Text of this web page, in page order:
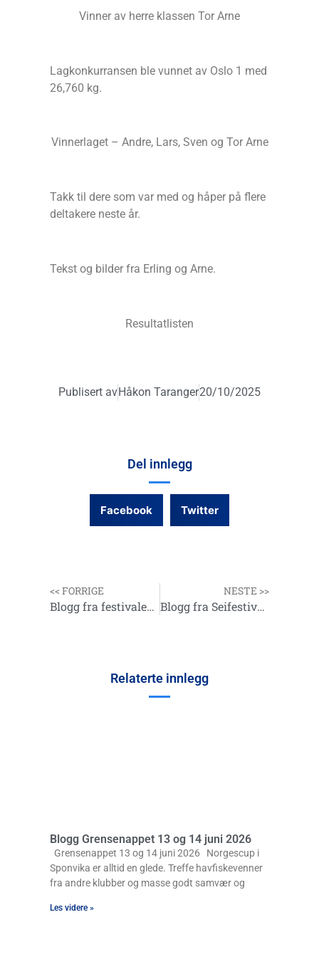
Vinner av herre klassen Tor Arne
Lagkonkurransen ble vunnet av Oslo 1 med
26,760 kg.
Vinnerlaget – Andre, Lars, Sven og Tor Arne
Takk til dere som var med og håper på flere
deltakere neste år.
Tekst og bilder fra Erling og Arne.
Resultatlisten
Publisert avHåkon Taranger20/10/2025
Del innlegg
Facebook Twitter
<< FORRIGE
Blogg fra festivalene i Egersund 06. og 07.09.2025
NESTE >>
Blogg fra Seifestivalen 05.10.2025
Relaterte innlegg
Blogg Grensenappet 13 og 14 juni 2026
Grensenappet 13 og 14 juni 2026 Norgescup i
Sponvika er alltid en glede. Treffe havfiskevenner
fra andre klubber og masse godt samvær og
Les videre »